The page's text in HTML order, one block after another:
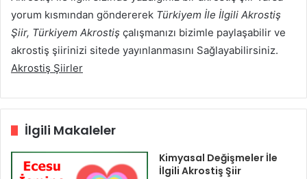
yorum kısmından göndererek Türkiyem İle İlgili Akrostiş
Şiir, Türkiyem Akrostiş çalışmanızı bizimle paylaşabilir ve
akrostiş şiirinizi sitede yayınlanmasını Sağlayabilirsiniz.
Akrostiş Şiirler
İlgili Makaleler
Kimyasal Değişmeler İle
İlgili Akrostiş Şiir